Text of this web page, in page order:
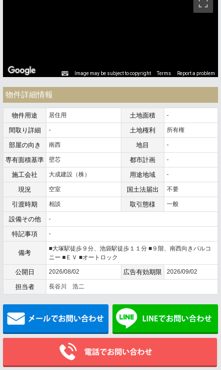
Image may be subject to copyright Terms Report a problem
物件詳細情報
物件用途 居住用 土地面積 -
間取り詳細 - 土地権利 所有権
部屋の向き 南西 地目 -
専有面積基準 壁芯 都市計画 -
施工会社 大成建設（株） 用途地域 -
現況 空室 国土法届出 不要
引渡時期 相談 取引態様 一般
設備その他 -
特記事項 -
備考
■大塚駅徒歩９分、池袋駅徒歩１１分 ■９階、南西向きバルコ
ニー ■ＥＶ ■オートロック
公開日 2026/08/02 広告有効期限 2026/09/02
担当者 長谷川 浩二
メールでお問い合わせ